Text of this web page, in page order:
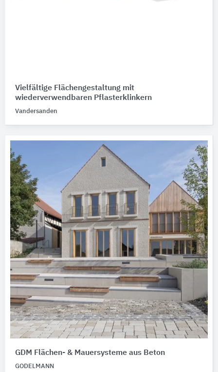
Vielfältige Flächengestaltung mit
wiederverwendbaren Pflasterklinkern
Vandersanden
GDM Flächen- & Mauersysteme aus Beton
GODELMANN